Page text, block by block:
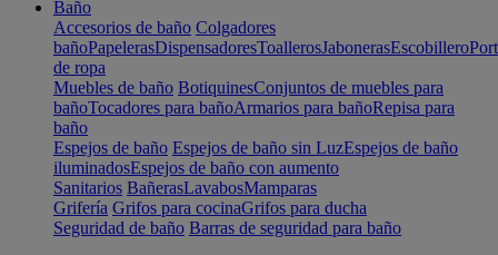
Baño
Accesorios de baño Colgadores
bañoPapelerasDispensadoresToallerosJabonerasEscobillero
de ropa
Muebles de baño BotiquinesConjuntos de muebles para
bañoTocadores para bañoArmarios para bañoRepisa para
baño
Espejos de baño Espejos de baño sin LuzEspejos de baño
iluminadosEspejos de baño con aumento
Sanitarios BañerasLavabosMamparas
Grifería Grifos para cocinaGrifos para ducha
Seguridad de baño Barras de seguridad para baño